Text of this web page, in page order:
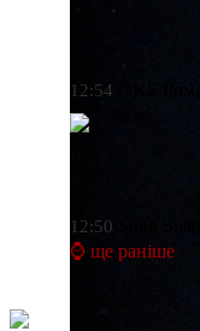
12:54
12:50
⌚ ще раніше